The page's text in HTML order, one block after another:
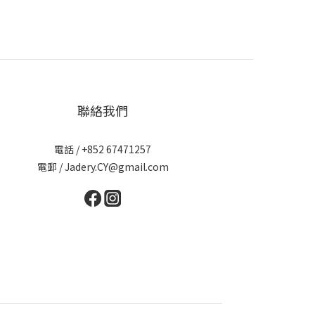
聯絡我們
電話 / +852 67471257
電郵 / Jadery.CY@gmail.com